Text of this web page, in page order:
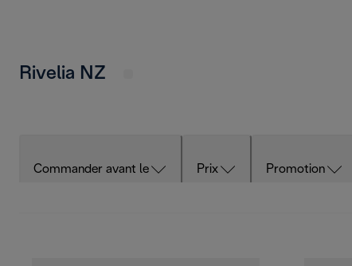
Rivelia NZ
Commander avant le Prix Promotion